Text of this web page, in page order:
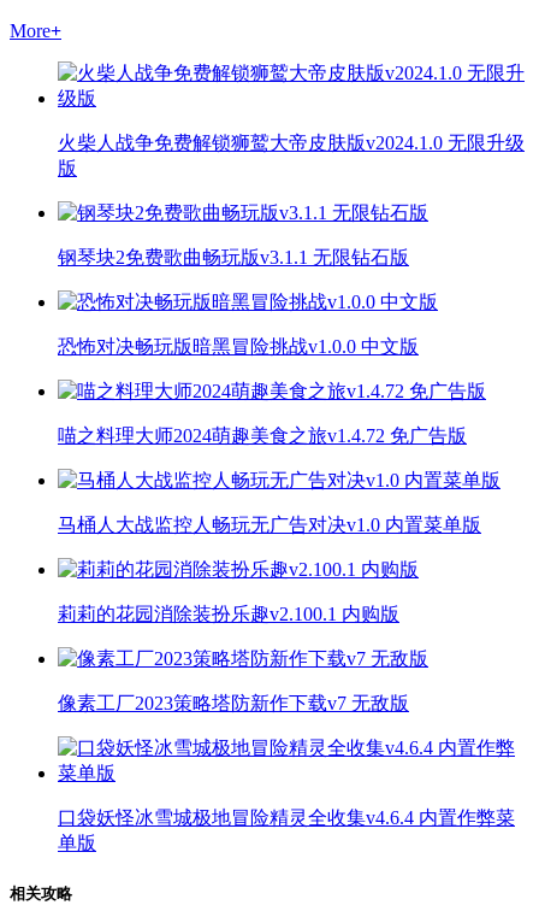
More+
火柴人战争免费解锁狮鹫大帝皮肤版v2024.1.0 无限升级
版
钢琴块2免费歌曲畅玩版v3.1.1 无限钻石版
恐怖对决畅玩版暗黑冒险挑战v1.0.0 中文版
喵之料理大师2024萌趣美食之旅v1.4.72 免广告版
马桶人大战监控人畅玩无广告对决v1.0 内置菜单版
莉莉的花园消除装扮乐趣v2.100.1 内购版
像素工厂2023策略塔防新作下载v7 无敌版
口袋妖怪冰雪城极地冒险精灵全收集v4.6.4 内置作弊菜
单版
相关攻略